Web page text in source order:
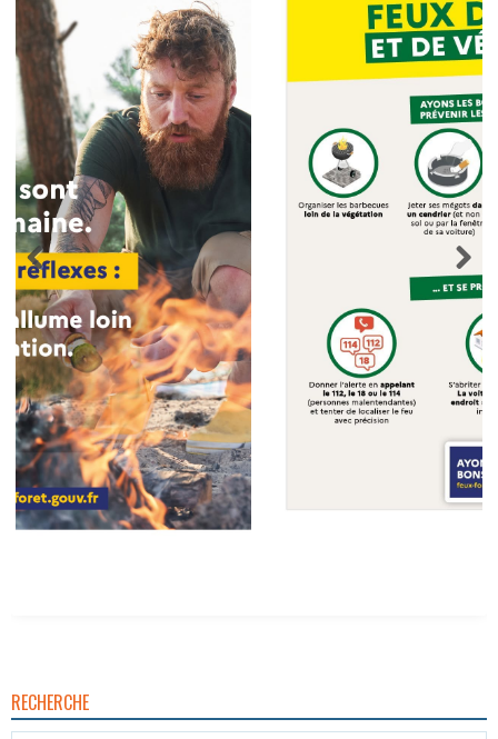
RECHERCHE